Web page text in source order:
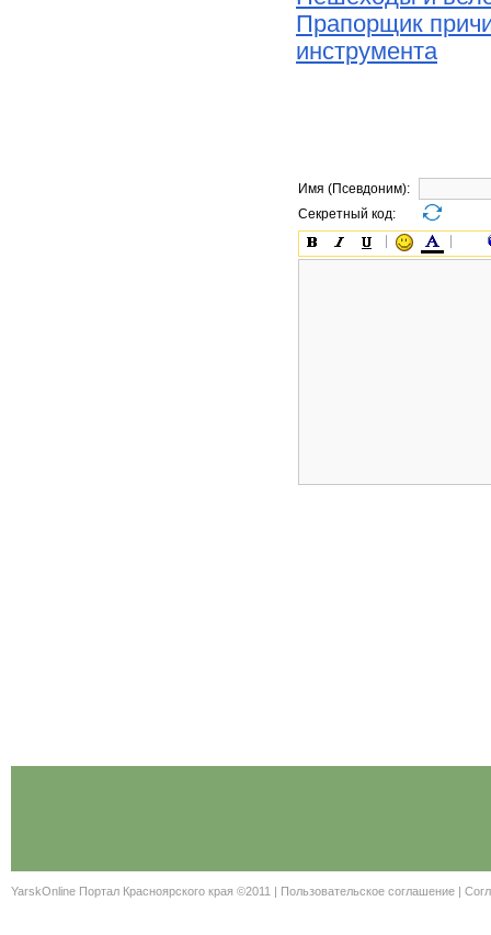
Прапорщик
инструмента
Имя (Псевдоним):
Секретный код:
YarskOnline Портал Красноярского края ©2011 | Пользовательское соглашение |